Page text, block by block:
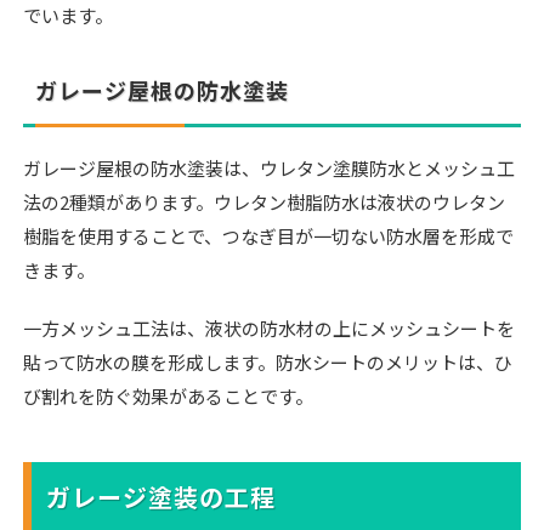
でいます。
ガレージ屋根の防水塗装
ガレージ屋根の防水塗装は、ウレタン塗膜防水とメッシュ工
法の2種類があります。ウレタン樹脂防水は液状のウレタン
樹脂を使用することで、つなぎ目が一切ない防水層を形成で
きます。
一方メッシュ工法は、液状の防水材の上にメッシュシートを
貼って防水の膜を形成します。防水シートのメリットは、ひ
び割れを防ぐ効果があることです。
ガレージ塗装の工程